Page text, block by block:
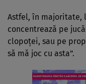
Astfel, în majoritate,
concentrează pe
clopoţei, sau pe
să mă joc cu asta”.